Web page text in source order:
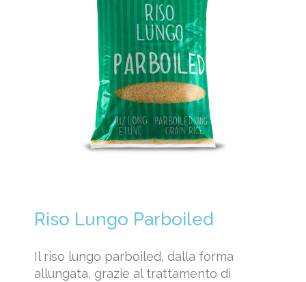
Riso Lungo Parboiled
Il riso lungo parboiled, dalla forma
allungata, grazie al trattamento di